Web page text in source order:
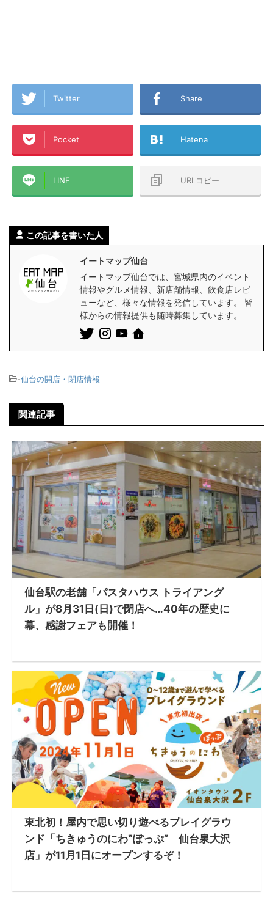
Twitter Share
Pocket Hatena
LINE URLコピー
この記事を書いた人
イートマップ仙台
イートマップ仙台では、宮城県内のイベント
情報やグルメ情報、新店舗情報、飲食店レビ
ューなど、様々な情報を発信しています。 皆
様からの情報提供も随時募集しています。
-仙台の開店・閉店情報
関連記事
仙台駅の老舗「パスタハウス トライアング
ル」が8月31日(日)で閉店へ…40年の歴史に
幕、感謝フェアも開催！
東北初！屋内で思い切り遊べるプレイグラウ
ンド「ちきゅうのにわ‟ぽっぷ” 仙台泉大沢
店」が11月1日にオープンするぞ！